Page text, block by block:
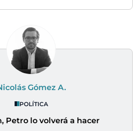
Gómez A.
POLÍTICA
Petro lo volverá a hacer